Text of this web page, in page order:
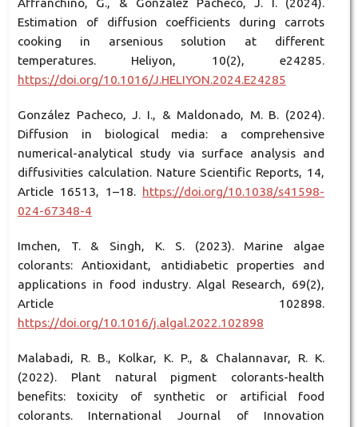
Affranchino, G., & González Pacheco, J. I. (2024).
Estimation of diffusion coefficients during carrots
cooking in arsenious solution at different
temperatures. Heliyon, 10(2), e24285.
https://doi.org/10.1016/J.HELIYON.2024.E24285
González Pacheco, J. I., & Maldonado, M. B. (2024).
Diffusion in biological media: a comprehensive
numerical-analytical study via surface analysis and
diffusivities calculation. Nature Scientific Reports, 14,
Article 16513, 1–18. https://doi.org/10.1038/s41598-
024-67348-4
Imchen, T. & Singh, K. S. (2023). Marine algae
colorants: Antioxidant, antidiabetic properties and
applications in food industry. Algal Research, 69(2),
Article 102898.
https://doi.org/10.1016/j.algal.2022.102898
Malabadi, R. B., Kolkar, K. P., & Chalannavar, R. K.
(2022). Plant natural pigment colorants-health
benefits: toxicity of synthetic or artificial food
colorants. International Journal of Innovation